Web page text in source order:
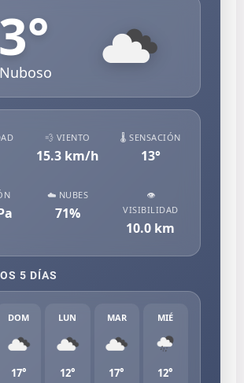
°
💨 VIENTO
15.3km/h
🌡️ SENSACIÓN
13°
☁️ NUBES
71%
👁️
VISIBILIDAD
10.0 km
5 DÍAS
DOM
17°
LUN
12°
MAR
17°
MIÉ
12°